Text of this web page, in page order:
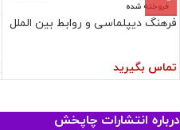
فروخته شده
فرهنگ دیپلماسی و روابط بین الملل
تماس بگیرید
درباره انتشارات چاپخش